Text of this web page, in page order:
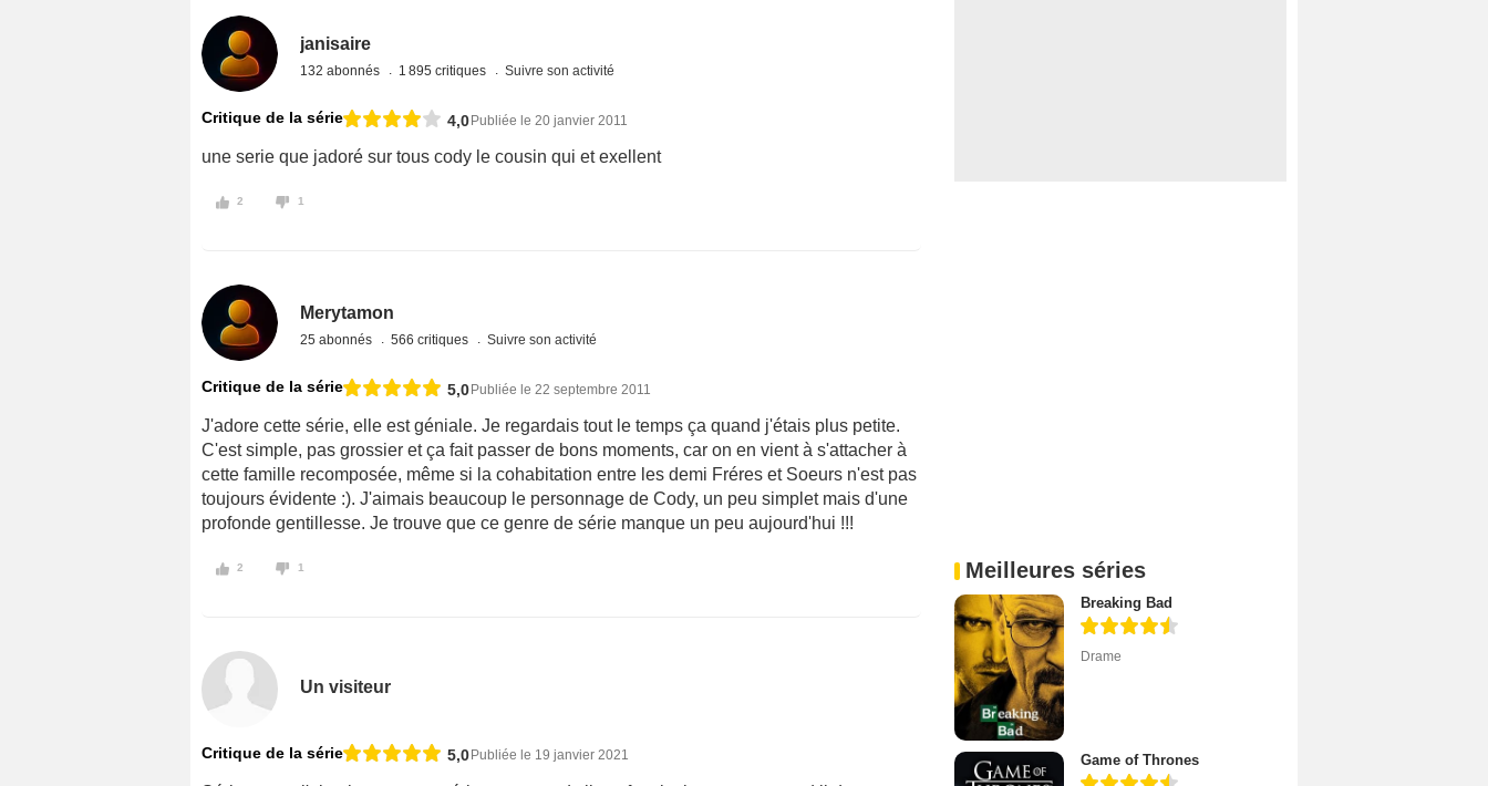
janisaire
132 abonnés 1 895 critiques Suivre son activité
Critique de la série 4,0Publiée le 20 janvier 2011
une serie que jadoré sur tous cody le cousin qui et exellent
2 1
Merytamon
25 abonnés 566 critiques Suivre son activité
Critique de la série 5,0Publiée le 22 septembre 2011
J'adore cette série, elle est géniale. Je regardais tout le temps ça quand j'étais plus petite.
C'est simple, pas grossier et ça fait passer de bons moments, car on en vient à s'attacher à
cette famille recomposée, même si la cohabitation entre les demi Fréres et Soeurs n'est pas
toujours évidente :). J'aimais beaucoup le personnage de Cody, un peu simplet mais d'une
profonde gentillesse. Je trouve que ce genre de série manque un peu aujourd'hui !!!
2 1
Un visiteur
Critique de la série 5,0 Publiée le 19 janvier 2021
Meilleures séries
Breaking Bad
Drame
Game of Thrones